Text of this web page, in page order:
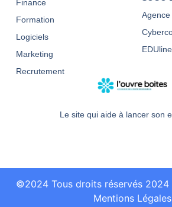
Le site qui aide à lancer son
Finance
Formation
Logiciels
Marketing
Recrutement
©2024 Tous droits réservés 2024
Mentions Légales